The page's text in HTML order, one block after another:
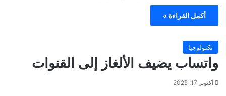
أكمل القراءة »
تكنولوجيا
واتساب يضيف الألغاز إلى القنوات
أكتوبر 17, 2025